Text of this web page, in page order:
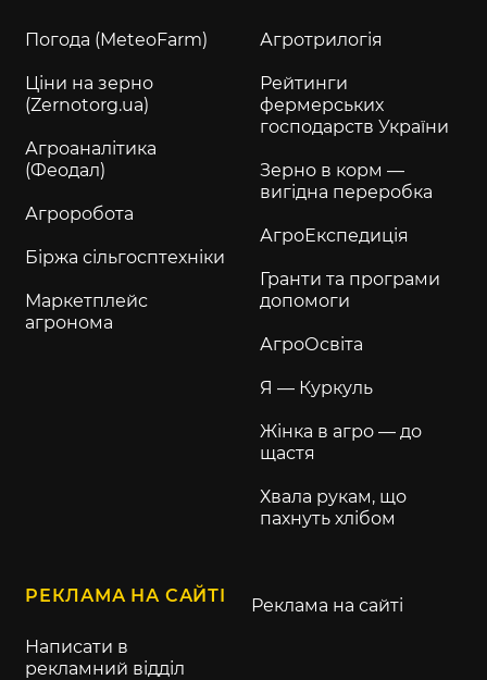
Погода (MeteoFarm)
Ціни на зерно
(Zernotorg.ua)
Агроаналітика
(Феодал)
Агроробота
Біржа сільгосптехніки
Маркетплейс
агронома
Агротрилогія
Рейтинги
фермерських
господарств України
Зерно в корм —
вигідна переробка
АгроЕкспедиція
Гранти та програми
допомоги
АгроОсвіта
Я — Куркуль
Жінка в агро — до
щастя
Хвала рукам, що
пахнуть хлібом
РЕКЛАМА НА САЙТІ
Написати в
рекламний відділ
Реклама на сайті